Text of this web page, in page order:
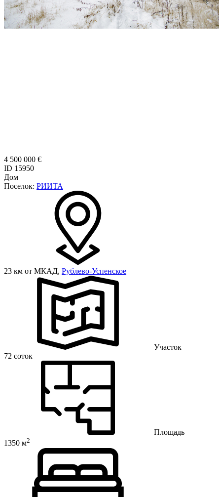
4 500 000 €
ID 15950
Дом
Поселок: РИИТА
23 км от МКАД, Рублево-Успенское
Участок
72 соток
Площадь
1350 м2